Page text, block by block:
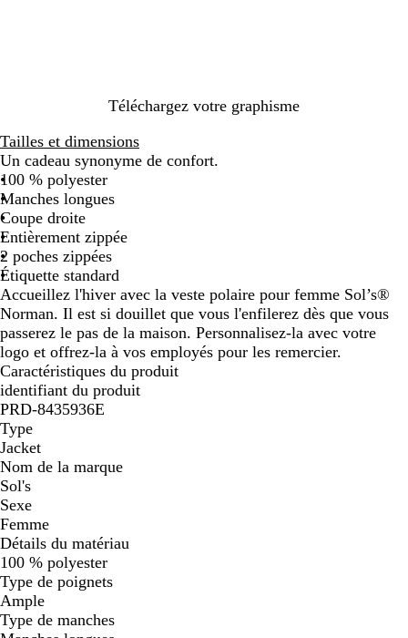
c
i
t
e
Téléchargez votre graphisme
Tailles et dimensions
Un cadeau synonyme de confort.
100 % polyester
Manches longues
Coupe droite
Entièrement zippée
2 poches zippées
Étiquette standard
Accueillez l'hiver avec la veste polaire pour femme Sol’s®
Norman. Il est si douillet que vous l'enfilerez dès que vous
passerez le pas de la maison. Personnalisez-la avec votre
logo et offrez-la à vos employés pour les remercier.
Caractéristiques du produit
identifiant du produit
PRD-8435936E
Type
Jacket
Nom de la marque
Sol's
Sexe
Femme
Détails du matériau
100 % polyester
Type de poignets
Ample
Type de manches